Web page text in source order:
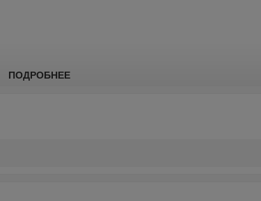
ПОДРОБНЕЕ